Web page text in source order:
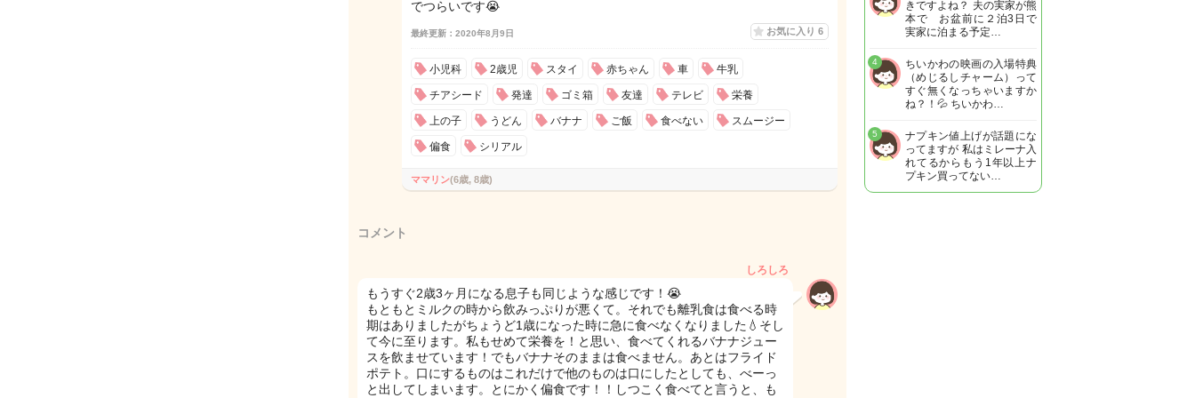
でつらいです😭
最終更新：2020年8月9日 お気に入り 6
小児科 2歳児 スタイ 赤ちゃん 車 牛乳
チアシード 発達 ゴミ箱 友達 テレビ 栄養
上の子 うどん バナナ ご飯 食べない スムージー
偏食 シリアル
ママリン(6歳, 8歳)
コメント
しろしろ
もうすぐ2歳3ヶ月になる息子も同じような感じです！😭
もともとミルクの時から飲みっぷりが悪くて。それでも離乳食は食べる時
期はありましたがちょうど1歳になった時に急に食べなくなりました💧そし
て今に至ります。私もせめて栄養を！と思い、食べてくれるバナナジュー
スを飲ませています！でもバナナそのままは食べません。あとはフライド
ポテト。口にするものはこれだけで他のものは口にしたとしても、べーっ
と出してしまいます。とにかく偏食です！！しつこく食べてと言うと、も
きですよね？ 夫の実家が熊
本で お盆前に２泊3日で
実家に泊まる予定…
ちいかわの映画の入場特典
（めじるしチャーム）って
すぐ無くなっちゃいますか
ね？！💦 ちいかわ…
4
ナプキン値上げが話題にな
ってますが 私はミレーナ入
れてるからもう1年以上ナ
プキン買ってない…
5